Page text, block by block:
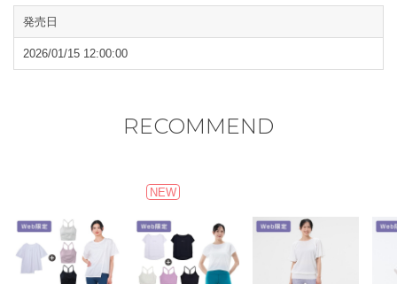
●形を整えて陰干ししてください。
発売日
2026/01/15 12:00:00
RECOMMEND
NEW